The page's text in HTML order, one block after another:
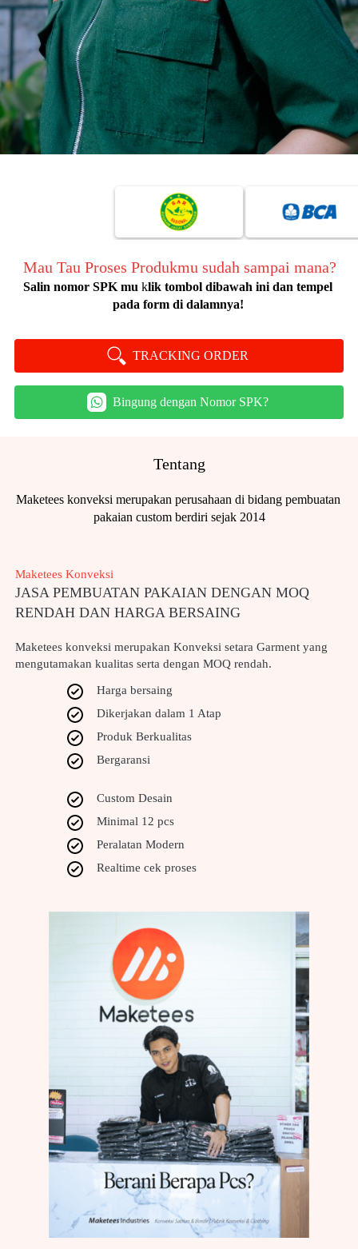
Mau Tau Proses Produkmu sudah sampai mana?
Salin nomor SPK mu klik tombol dibawah ini dan tempel
pada form di dalamnya!
` TRACKING ORDER
` Bingung dengan Nomor SPK?
Tentang
Maketees konveksi merupakan perusahaan di bidang pembuatan
pakaian custom berdiri sejak 2014
Maketees Konveksi
JASA PEMBUATAN PAKAIAN DENGAN MOQ
RENDAH DAN HARGA BERSAING
Maketees konveksi merupakan Konveksi setara Garment yang
mengutamakan kualitas serta dengan MOQ rendah.
Harga bersaing
Dikerjakan dalam 1 Atap
Produk Berkualitas
Bergaransi
Custom Desain
Minimal 12 pcs
Peralatan Modern
Realtime cek proses